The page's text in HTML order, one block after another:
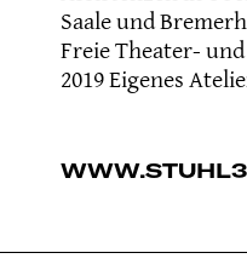
Saale und
Freie Theater-
2019 Eigenes